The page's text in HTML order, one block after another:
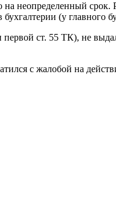
неопределенный
(у главного
ст. 55 ТК), не
с жалобой на